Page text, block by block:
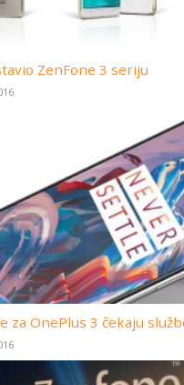
ZenFone 3 seriju
za OnePlus 3 čekaju